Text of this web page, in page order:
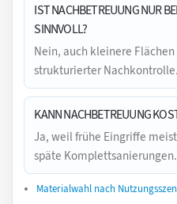
IST NACHBETREUUNG NUR
INNVOLL?
Nein, auch kleinere
strukturierter Nachkontrolle.
KANN NACHBETREUUNG
Ja, weil frühe Eingriffe
späte Komplettsanierungen.
Materialwahl nach